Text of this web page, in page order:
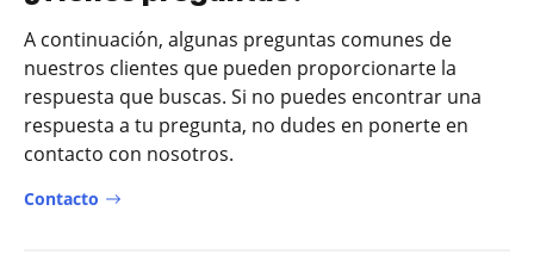
A continuación, algunas preguntas comunes de
nuestros clientes que pueden proporcionarte la
respuesta que buscas. Si no puedes encontrar una
respuesta a tu pregunta, no dudes en ponerte en
contacto con nosotros.
Contacto